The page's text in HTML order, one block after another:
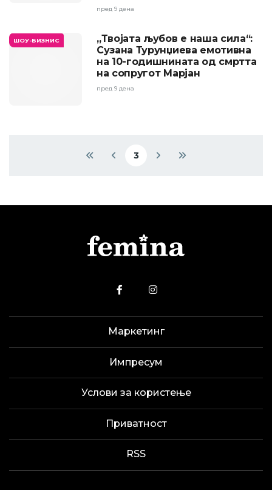
пред 9 дена
ШОУ-БИЗНИС
„Твојата љубов е наша сила“:
Сузана Турунџиева емотивна
на 10-годишнината од смртта
на сопругот Марјан
пред 9 дена
First pagePrevious page
Current page
3 Next pageLast page
Маркетинг
Импресум
Услови за користење
Приватност
RSS